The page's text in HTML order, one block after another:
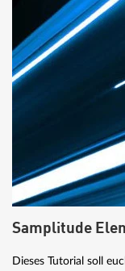
Samplitude
Dieses Tutorial soll